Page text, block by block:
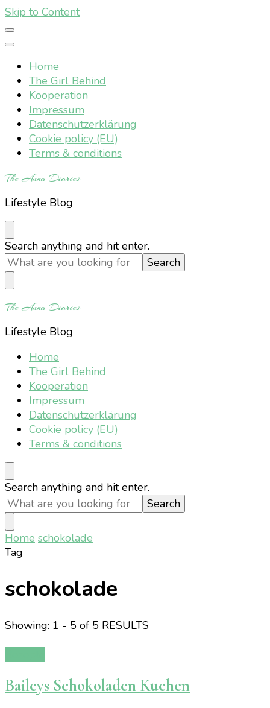
Skip to Content
Home
The Girl Behind
Kooperation
Impressum
Datenschutzerklärung
Cookie policy (EU)
Terms & conditions
The Anna Diaries
Lifestyle Blog
Looking
for
Something?
Search anything and hit enter.
The Anna Diaries
Lifestyle Blog
Home
The Girl Behind
Kooperation
Impressum
Datenschutzerklärung
Cookie policy (EU)
Terms & conditions
Looking
for
Something?
Search anything and hit enter.
Home schokolade
Tag
schokolade
Showing: 1 - 5 of 5 RESULTS
Baileys Schokoladen Kuchen